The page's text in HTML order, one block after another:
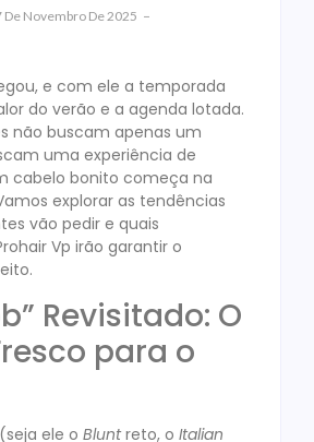
De Novembro De 2025
e com ele a temporada
do verão e a agenda lotada.
não buscam apenas um
uma experiência de
cabelo bonito começa na
explorar as tendências
vão pedir e quais
Vp irão garantir o
Revisitado: O
para o
ele o Bluntreto, o Italian